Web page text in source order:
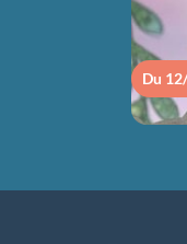
Du